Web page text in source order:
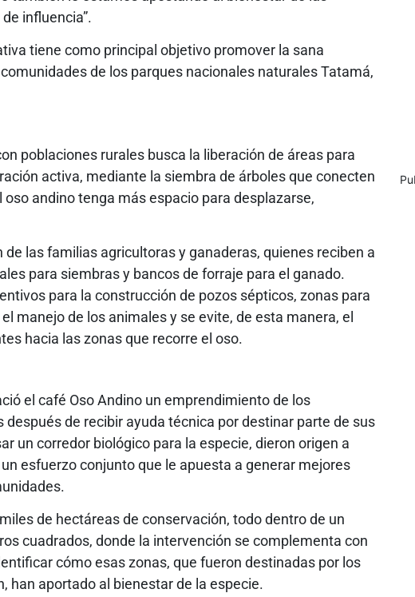
influencia”.
tiene como principal objetivo promover la sana
de los parques nacionales naturales Tatamá,
poblaciones rurales busca la liberación de áreas para
activa, mediante la siembra de árboles que conecten
andino tenga más espacio para desplazarse,
las familias agricultoras y ganaderas, quienes reciben a
para siembras y bancos de forraje para el ganado.
para la construcción de pozos sépticos, zonas para
manejo de los animales y se evite, de esta manera, el
hacia las zonas que recorre el oso.
el café Oso Andino un emprendimiento de los
después de recibir ayuda técnica por destinar parte de sus
un corredor biológico para la especie, dieron origen a
esfuerzo conjunto que le apuesta a generar mejores
de hectáreas de conservación, todo dentro de un
cuadrados, donde la intervención se complementa con
cómo esas zonas, que fueron destinadas por los
han aportado al bienestar de la especie.